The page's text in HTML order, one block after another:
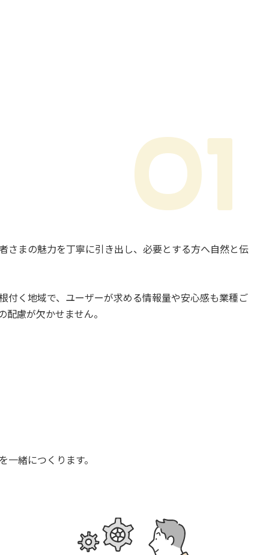
01
さまの魅力を丁寧に引き出し、必要とする方へ自然と伝
く地域で、ユーザーが求める情報量や安心感も業種ご
慮が欠かせません。
緒につくります。